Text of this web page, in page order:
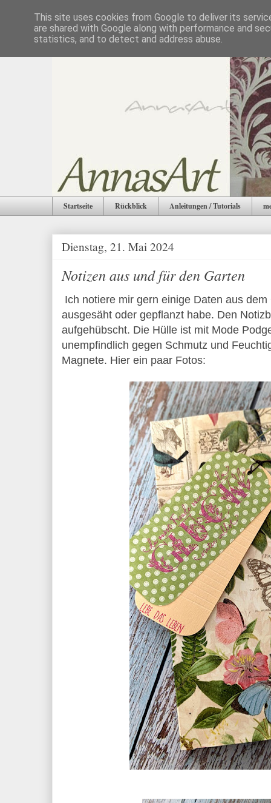
Startseite Rückblick Anleitungen / Tutorials
Dienstag, 21. Mai 2024
Notizen aus und für den Garten
Ich notiere mir gern einige Daten aus
ausgesäht oder gepflanzt habe. Den
aufgehübscht. Die Hülle ist mit Mode
unempfindlich gegen Schmutz und
Magnete. Hier ein paar Fotos:
This site uses cookies from Google to deliver its
are shared with Google along with performance and
statistics, and to detect and address abuse.